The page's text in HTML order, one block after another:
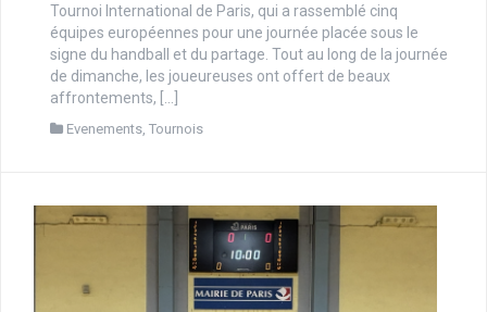
Tournoi International de Paris, qui a rassemblé cinq
équipes européennes pour une journée placée sous le
signe du handball et du partage. Tout au long de la journée
de dimanche, les joueureuses ont offert de beaux
affrontements, […]
Evenements, Tournois